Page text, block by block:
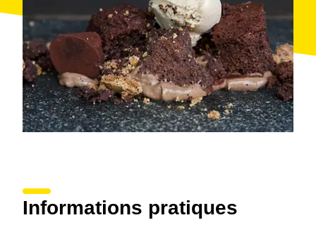
Informations pratiques